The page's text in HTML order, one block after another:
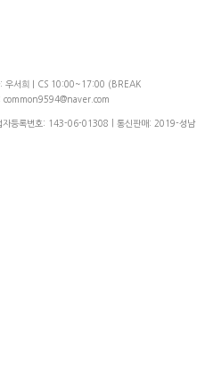
: 우서희ㅣCS 10:00~17:00 (BREAK
등록번호: 143-06-01308 | 통신판매: 2019-성남